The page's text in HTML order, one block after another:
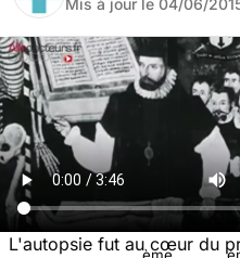
Mis à jour le 04/06/
L'autopsie fut au cœur du